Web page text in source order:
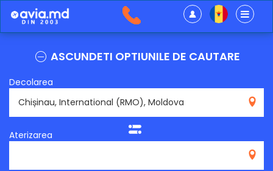
ASCUNDETI OPTIUNILE DE CAUTARE
Decolarea
Aterizarea